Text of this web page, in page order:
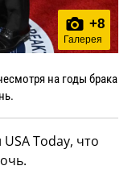
+8
Галерея
на годы брака
Today, что